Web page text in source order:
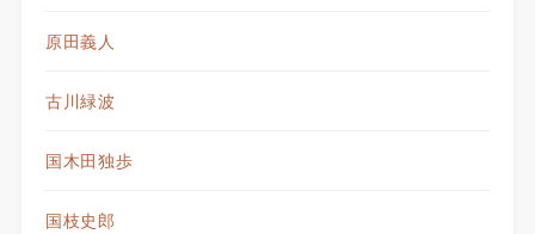
原田義人
古川緑波
国木田独歩
国枝史郎